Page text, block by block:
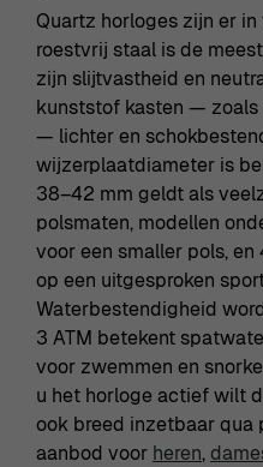
Quartz horloges zijn er
roestvrij staal is de
zijn slijtvastheid en
kunststof kasten —
— lichter en
wijzerplaatdiameter is
38–42 mm geldt als
polsmaten, modellen
voor een smaller pols,
op een uitgesproken
Waterbestendigheid
3 ATM betekent
voor zwemmen en
u het horloge actief wilt
ook breed inzetbaar
aanbod voor heren,